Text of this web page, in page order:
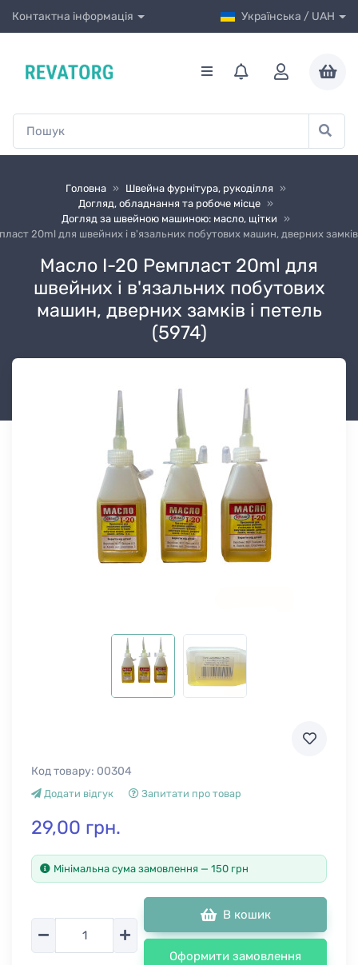
Контактна інформація Українська / UAH
Головна » Швейна фурнітура, рукоділля
»
Догляд, обладнання та робоче місце »
Догляд за швейною машиною: масло, щітки
»
20ml для швейних і в'язальних побутових машин, дверних замків
Масло І-20 Ремпласт 20ml для
швейних і в'язальних побутових
машин, дверних замків і петель
(5974)
Код товару: 00304
Додати відгук Запитати про товар
29,00 грн.
Мінімальна сума замовлення — 150 грн
Кількість В кошик
Оформити замовлення